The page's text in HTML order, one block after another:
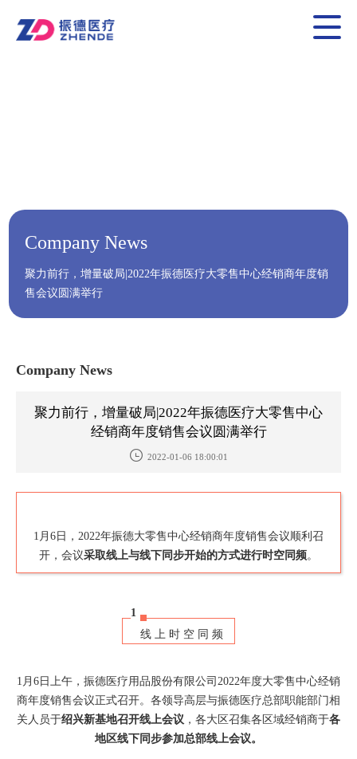
Company News
聚力前行，增量破局|2022年振德医疗大零售中心经销商年度销
售会议圆满举行
Company News
聚力前行，增量破局|2022年振德医疗大零售中心
经销商年度销售会议圆满举行
2022-01-06 18:00:01
1月6日，2022年振德大零售中心经销商年度销售会议顺利召
开，会议采取线上与线下同步开始的方式进行时空同频。
1
线上时空同频
1月6日上午，振德医疗用品股份有限公司2022年度大零售中心经销
商年度销售会议正式召开。各领导高层与振德医疗总部职能部门相
关人员于绍兴新基地召开线上会议 ，各大区召集各区域经销商于各
地区线下同步参加总部线上会议。